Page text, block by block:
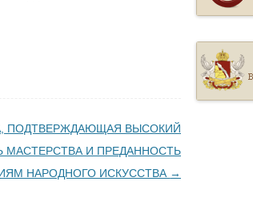
ПОДТВЕРЖДАЮЩАЯ ВЫСОКИЙ
МАСТЕРСТВА И ПРЕДАННОСТЬ
НАРОДНОГО ИСКУССТВА →